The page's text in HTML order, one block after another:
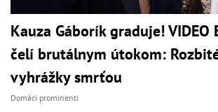
Kauza Gáborík graduje! VIDEO
čelí brutálnym útokom:
vyhrážky smrťou
Domáci prominenti